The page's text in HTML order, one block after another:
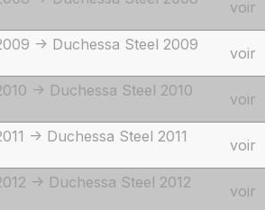
voir
-> Duchessa Steel 2009
voir
-> Duchessa Steel 2010
voir
-> Duchessa Steel 2011
voir
-> Duchessa Steel 2012
voir